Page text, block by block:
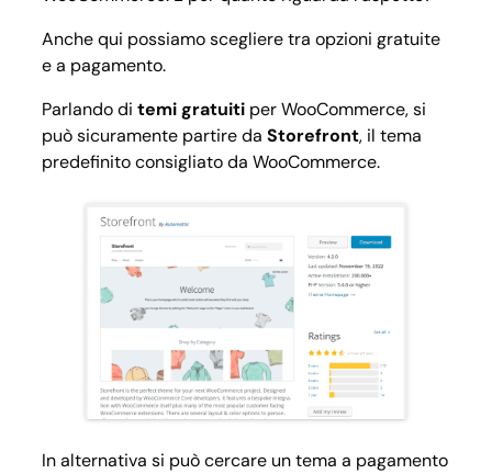
Anche qui possiamo scegliere tra opzioni gratuite
e a pagamento.
Parlando di temi gratuiti per WooCommerce, si
può sicuramente partire da Storefront, il tema
predefinito consigliato da WooCommerce.
In alternativa si può cercare un tema a pagamento